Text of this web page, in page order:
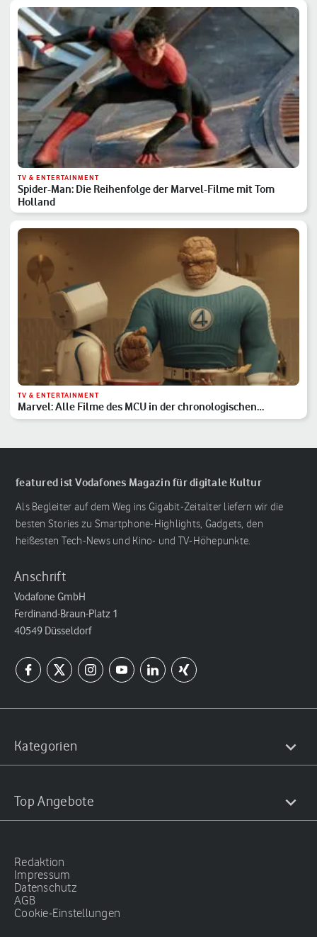
TV & ENTERTAINMENT
Spider-Man: Die Reihenfolge der Marvel-Filme mit Tom
Holland
TV & ENTERTAINMENT
Marvel: Alle Filme des MCU in der chronologischen
Reihenfolge
featured ist Vodafones Magazin für digitale Kultur
Als Begleiter auf dem Weg ins Gigabit-Zeitalter liefern wir die
besten Stories zu Smartphone-Highlights, Gadgets, den
heißesten Tech-News und Kino- und TV-Höhepunkte.
Anschrift
Vodafone GmbH
Ferdinand-Braun-Platz 1
40549 Düsseldorf
Kategorien
Top Angebote
Redaktion
Impressum
Datenschutz
AGB
Cookie-Einstellungen